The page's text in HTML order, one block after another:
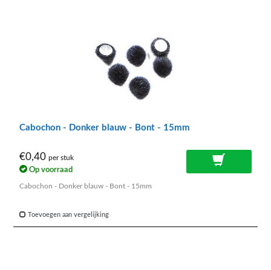
Cabochon - Donker blauw - Bont - 15mm
€0,40 per stuk
Op voorraad
Cabochon - Donker blauw - Bont - 15mm
Toevoegen aan vergelijking